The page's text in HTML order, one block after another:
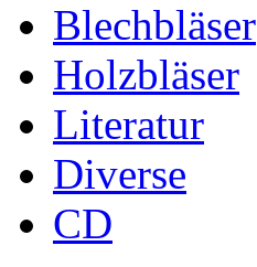
Blechbläser
Holzbläser
Literatur
Diverse
CD